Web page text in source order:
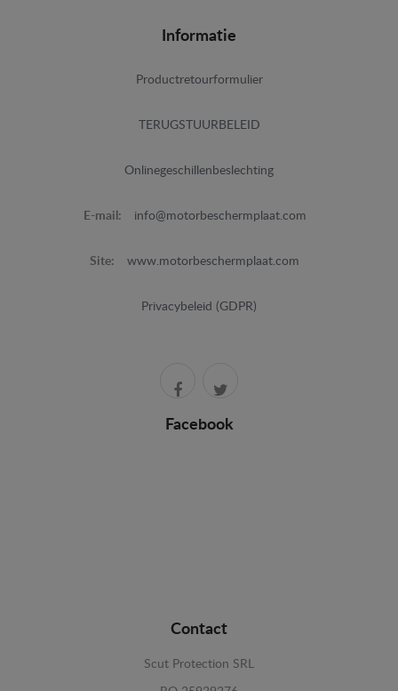
Informatie
Productretourformulier
TERUGSTUURBELEID
Onlinegeschillenbeslechting
E-mail: info@motorbeschermplaat.com
Site: www.motorbeschermplaat.com
Privacybeleid (GDPR)
Facebook
Contact
Scut Protection SRL